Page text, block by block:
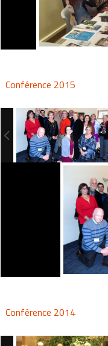
Conférence 2015
Conférence 2014